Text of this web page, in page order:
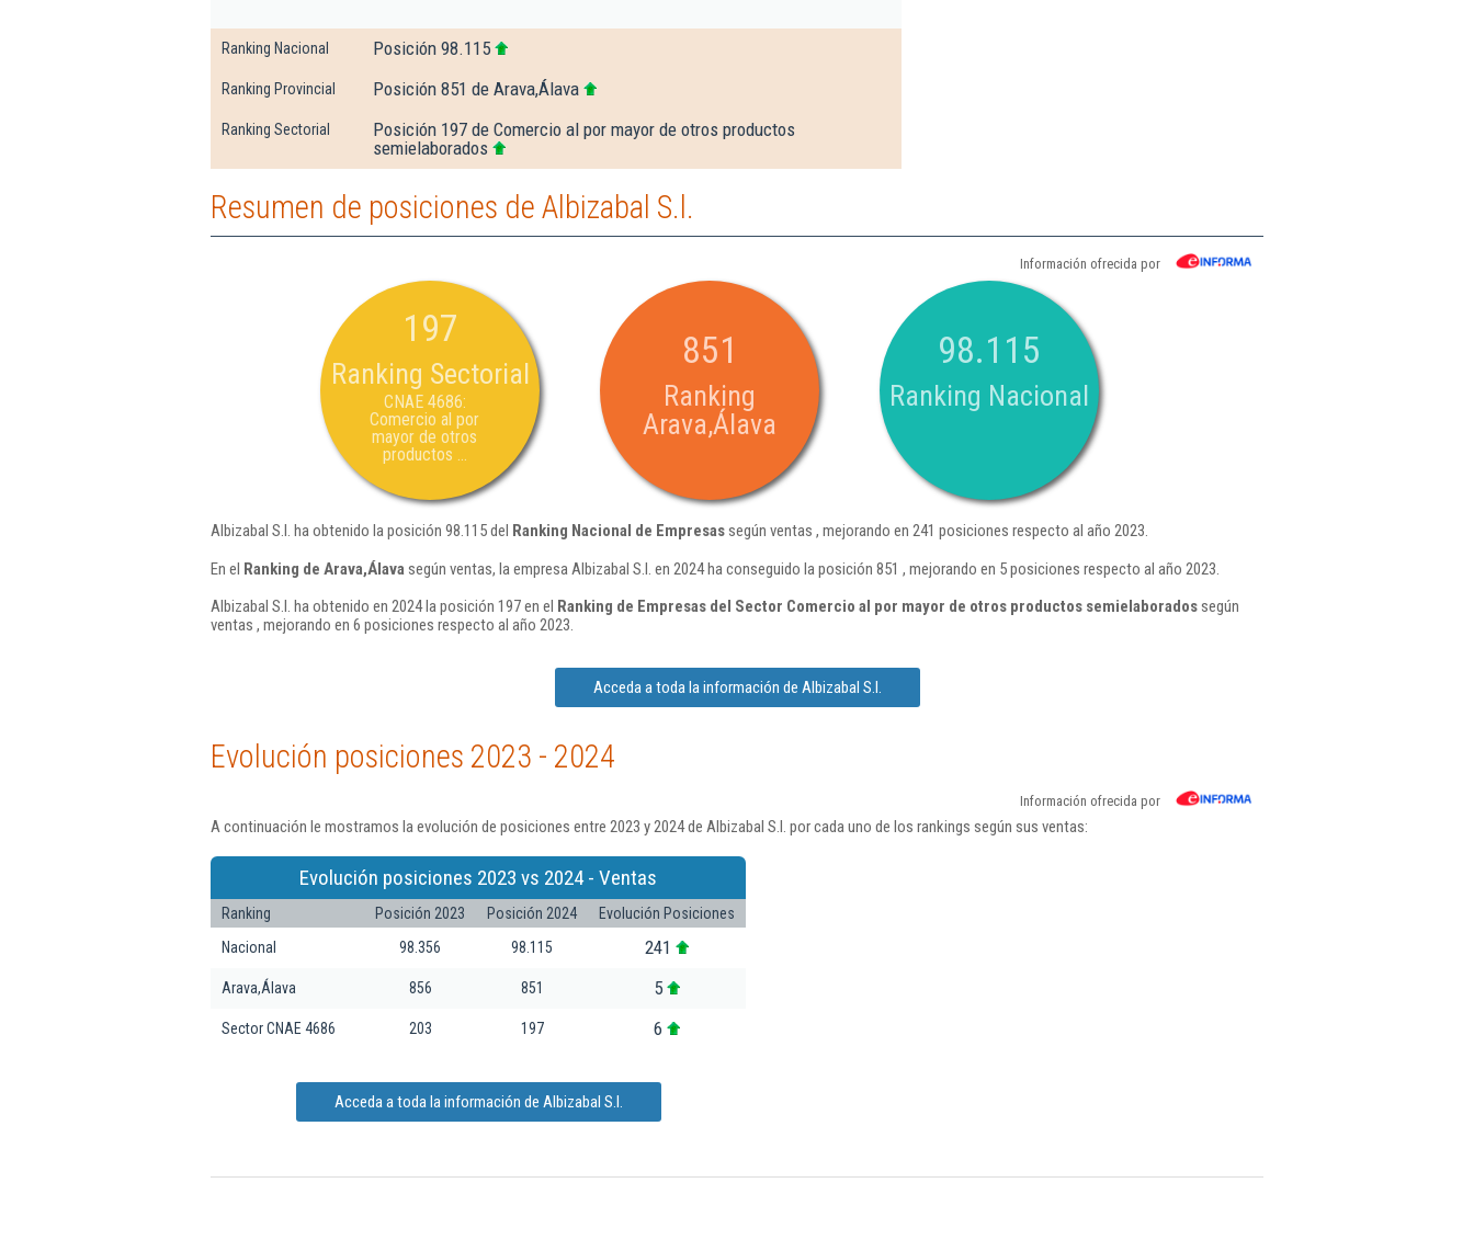
Ranking Nacional Posición 98.115
Ranking Provincial Posición 851 de Arava,Álava
Ranking Sectorial
Posición 197 de Comercio al por mayor de otros productos
semielaborados
Resumen de posiciones de Albizabal S.l.
Información ofrecida por
197
Ranking Sectorial
CNAE 4686:
Comercio al por
mayor de otros
productos ...
851
Ranking
Arava,Álava
98.115
Ranking Nacional
Albizabal S.l. ha obtenido la posición 98.115 del Ranking Nacional de Empresassegún ventas , mejorando en 241 posiciones respecto al año 2023.
En el Ranking de Arava,Álava según ventas, la empresa Albizabal S.l. en 2024 ha conseguido la posición 851 , mejorando en 5 posiciones respecto al año 2023.
Albizabal S.l. ha obtenido en 2024 la posición 197 en el Ranking de Empresas del Sector Comercio al por mayor de otros productos semielaboradossegún
ventas , mejorando en 6 posiciones respecto al año 2023.
Acceda a toda la información de Albizabal S.l.
Evolución posiciones 2023 - 2024
Información ofrecida por
A continuación le mostramos la evolución de posiciones entre 2023 y 2024 de Albizabal S.l. por cada uno de los rankings según sus ventas:
Evolución posiciones 2023 vs 2024 - Ventas
Ranking Posición 2023 Posición 2024
Evolución Posiciones
Nacional
98.356 98.115 241
Arava,Álava 856 851 5
Sector CNAE 4686 203 197 6
Acceda a toda la información de Albizabal S.l.